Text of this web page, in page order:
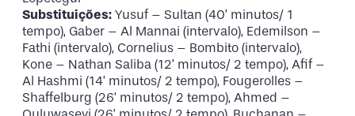
Substituições: Yusuf – Sultan (40’ minutos/ 1
tempo), Gaber – Al Mannai (intervalo), Edemilson –
Fathi (intervalo), Cornelius – Bombito (intervalo),
Kone – Nathan Saliba (12’ minutos/ 2 tempo), Afif –
Al Hashmi (14’ minutos/ 2 tempo), Fougerolles –
Shaffelburg (26’ minutos/ 2 tempo), Ahmed –